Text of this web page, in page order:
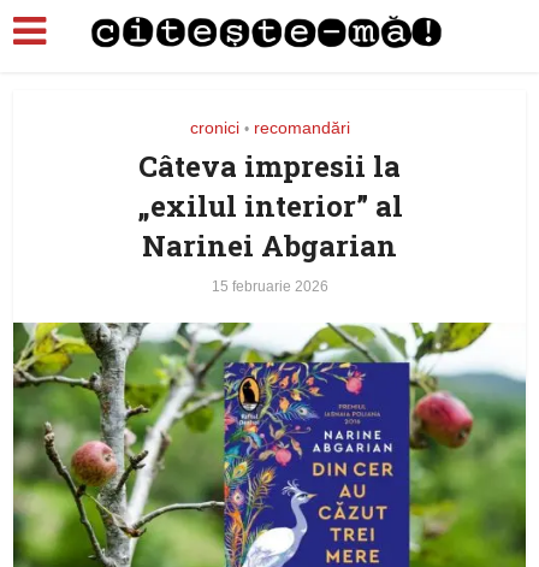
cronici • recomandări
Câteva impresii la
„exilul interior” al
Narinei Abgarian
15 februarie 2026